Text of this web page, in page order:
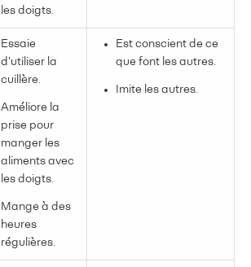
les doigts.
Essaie
d’utiliser la
cuillère.
Améliore la
prise pour
manger les
aliments avec
les doigts.
Mange à des
heures
régulières.
Est conscient de ce
que font les autres.
Imite les autres.